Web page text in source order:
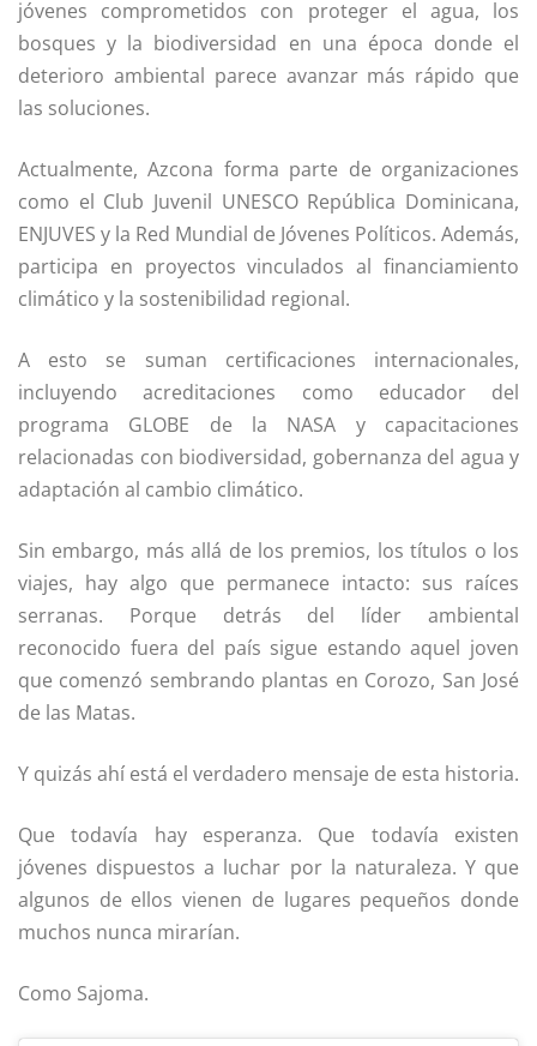
jóvenes comprometidos con proteger el agua, los
bosques y la biodiversidad en una época donde el
deterioro ambiental parece avanzar más rápido que
las soluciones.
Actualmente, Azcona forma parte de organizaciones
como el Club Juvenil UNESCO República Dominicana,
ENJUVES y la Red Mundial de Jóvenes Políticos. Además,
participa en proyectos vinculados al financiamiento
climático y la sostenibilidad regional.
A esto se suman certificaciones internacionales,
incluyendo acreditaciones como educador del
programa GLOBE de la NASA y capacitaciones
relacionadas con biodiversidad, gobernanza del agua y
adaptación al cambio climático.
Sin embargo, más allá de los premios, los títulos o los
viajes, hay algo que permanece intacto: sus raíces
serranas. Porque detrás del líder ambiental
reconocido fuera del país sigue estando aquel joven
que comenzó sembrando plantas en Corozo, San José
de las Matas.
Y quizás ahí está el verdadero mensaje de esta historia.
Que todavía hay esperanza. Que todavía existen
jóvenes dispuestos a luchar por la naturaleza. Y que
algunos de ellos vienen de lugares pequeños donde
muchos nunca mirarían.
Como Sajoma.